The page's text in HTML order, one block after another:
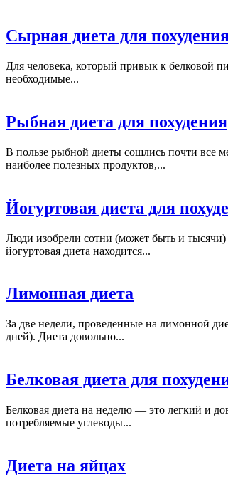
Сырная диета для
Для человека, который привык к белковой
необходимые...
Рыбная диета для похудения
В пользе рыбной диеты сошлись почти все
наиболее полезных продуктов,...
Йогуртовая диета для
Люди изобрели сотни (может быть и
йогуртовая диета находится...
Лимонная диета
За две недели, проведенные на лимонной
дней). Диета довольно...
Белковая диета для
Белковая диета на неделю — это легкий и
потребляемые углеводы...
Диета на яйцах